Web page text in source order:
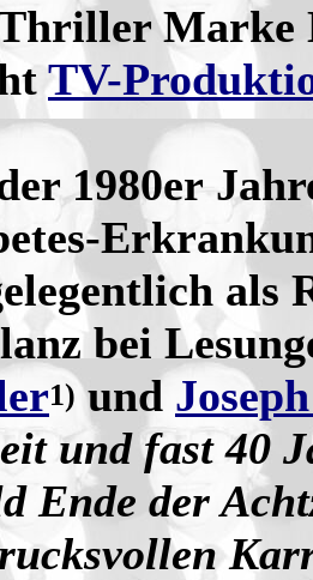
TV-
1980er
als
bei
1)und
und fast 40
Ende der